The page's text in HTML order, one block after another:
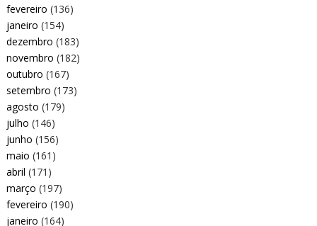
fevereiro (136)
janeiro (154)
dezembro (183)
novembro (182)
outubro (167)
setembro (173)
agosto (179)
julho (146)
junho (156)
maio (161)
abril (171)
março (197)
fevereiro (190)
janeiro (164)